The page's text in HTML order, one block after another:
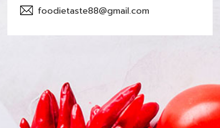
foodietaste88@gmail.com